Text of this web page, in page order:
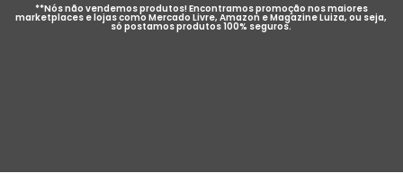
**Nós não vendemos produtos! Encontramos promoção nos maiores
marketplaces e lojas como Mercado Livre, Amazon e Magazine Luiza, ou seja,
só postamos produtos 100% seguros.